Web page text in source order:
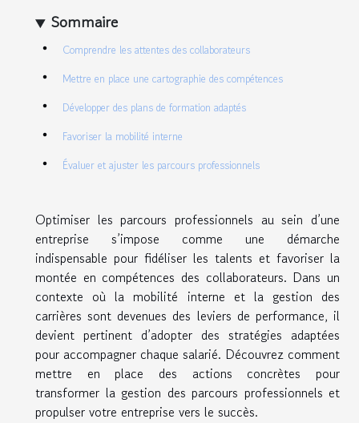
Sommaire
Comprendre les attentes des collaborateurs
Mettre en place une cartographie des compétences
Développer des plans de formation adaptés
Favoriser la mobilité interne
Évaluer et ajuster les parcours professionnels
Optimiser les parcours professionnels au sein d’une
entreprise s’impose comme une démarche
indispensable pour fidéliser les talents et favoriser la
montée en compétences des collaborateurs. Dans un
contexte où la mobilité interne et la gestion des
carrières sont devenues des leviers de performance, il
devient pertinent d’adopter des stratégies adaptées
pour accompagner chaque salarié. Découvrez comment
mettre en place des actions concrètes pour
transformer la gestion des parcours professionnels et
propulser votre entreprise vers le succès.